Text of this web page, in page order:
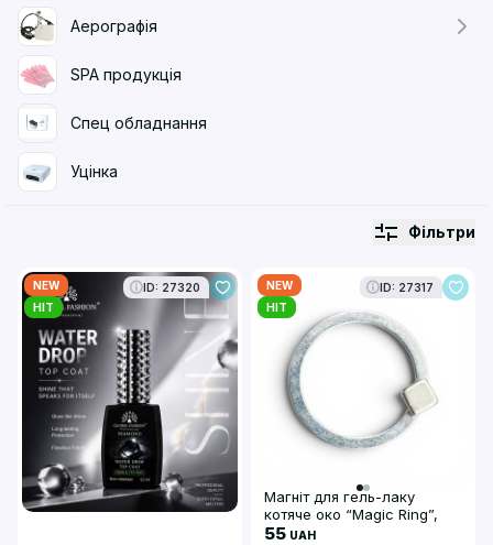
Аерографія
SPA продукція
Спец обладнання
Уцінка
Фільтри
NEW
HIT
ID: 27320
NEW
HIT
ID: 27317
Магніт для гель-лаку
котяче око “Magic Ring”,
сфера
55 UAH